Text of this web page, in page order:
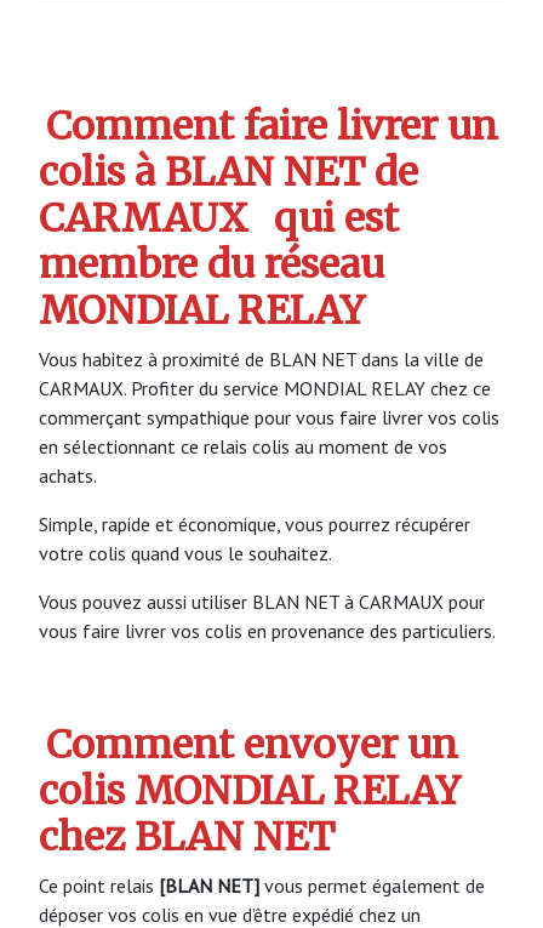
Comment faire livrer un
colis à BLAN NET de
CARMAUX qui est
membre du réseau
MONDIAL RELAY
Vous habitez à proximité de BLAN NET dans la ville de
CARMAUX. Profiter du service MONDIAL RELAY chez ce
commerçant sympathique pour vous faire livrer vos colis
en sélectionnant ce relais colis au moment de vos
achats.
Simple, rapide et économique, vous pourrez récupérer
votre colis quand vous le souhaitez.
Vous pouvez aussi utiliser BLAN NET à CARMAUX pour
vous faire livrer vos colis en provenance des particuliers.
Comment envoyer un
colis MONDIAL RELAY
chez BLAN NET
Ce point relais [BLAN NET] vous permet également de
déposer vos colis en vue d’être expédié chez un